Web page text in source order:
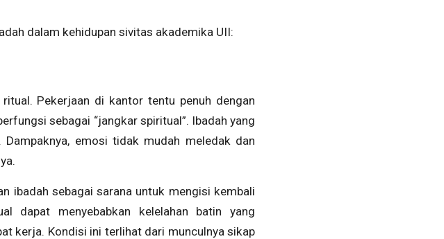
dalam kehidupan sivitas akademika UII:
Pekerjaan di kantor tentu penuh dengan
sebagai “jangkar spiritual”. Ibadah yang
emosi tidak mudah meledak dan
ibadah sebagai sarana untuk mengisi kembali
dapat menyebabkan kelelahan batin yang
kerja. Kondisi ini terlihat dari munculnya sikap